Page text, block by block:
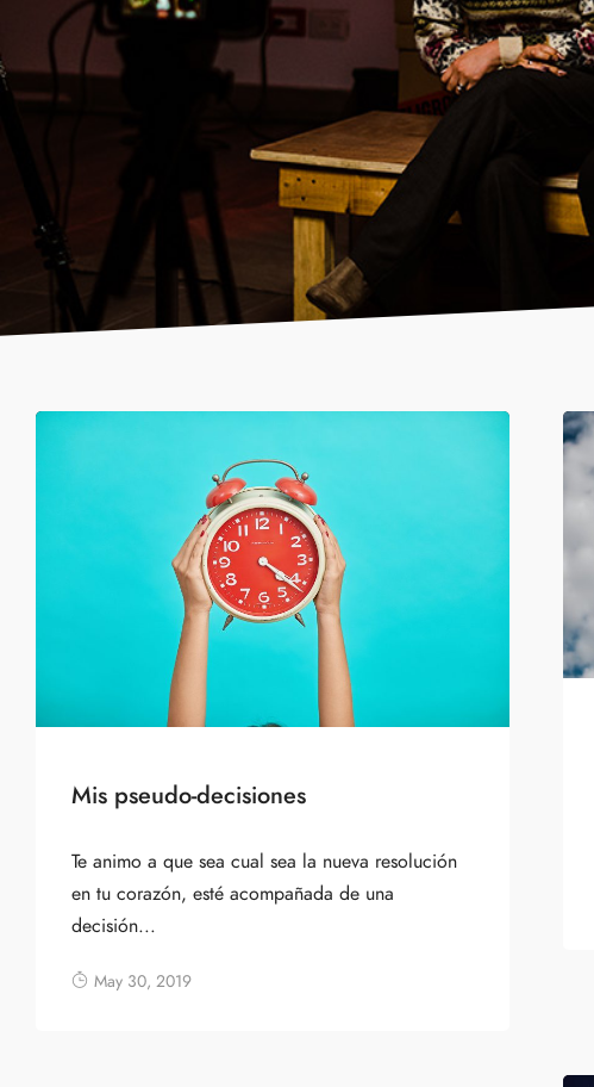
Mis pseudo-decisiones
Te animo a que sea cual sea la nueva resolución
en tu corazón, esté acompañada de una
decisión...
May 30, 2019